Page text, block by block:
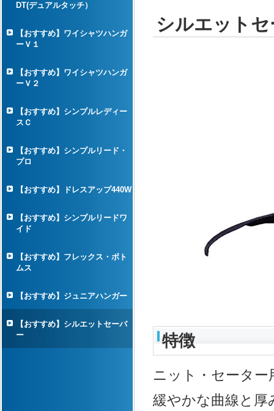
シルエット
特徴
ニット・セータ
緩やかな曲線と厚
DT(デュアルタッチ）
【おすすめ】ワイシャツハンガ
ーＶ１
【おすすめ】ワイシャツハンガ
ーＶ２
【おすすめ】シンプルレディー
スＣ
【おすすめ】シンプルリード・
プロ
【おすすめ】ドレスアップ440W
【おすすめ】シンプルリードワ
イド
【おすすめ】フレックス・ボト
ムス
【おすすめ】ジュニアハンガー
【おすすめ】シルエットセーバ
ー